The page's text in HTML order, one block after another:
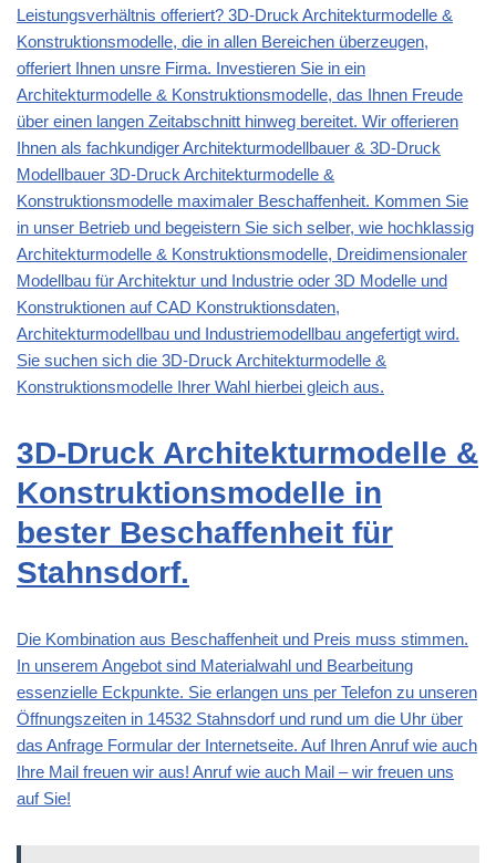
Leistungsverhältnis offeriert? 3D-Druck Architekturmodelle &
Konstruktionsmodelle, die in allen Bereichen überzeugen,
offeriert Ihnen unsre Firma. Investieren Sie in ein
Architekturmodelle & Konstruktionsmodelle, das Ihnen Freude
über einen langen Zeitabschnitt hinweg bereitet. Wir offerieren
Ihnen als fachkundiger Architekturmodellbauer & 3D-Druck
Modellbauer 3D-Druck Architekturmodelle &
Konstruktionsmodelle maximaler Beschaffenheit. Kommen Sie
in unser Betrieb und begeistern Sie sich selber, wie hochklassig
Architekturmodelle & Konstruktionsmodelle, Dreidimensionaler
Modellbau für Architektur und Industrie oder 3D Modelle und
Konstruktionen auf CAD Konstruktionsdaten,
Architekturmodellbau und Industriemodellbau angefertigt wird.
Sie suchen sich die 3D-Druck Architekturmodelle &
Konstruktionsmodelle Ihrer Wahl hierbei gleich aus.
3D-Druck Architekturmodelle &
Konstruktionsmodelle in
bester Beschaffenheit für
Stahnsdorf.
Die Kombination aus Beschaffenheit und Preis muss stimmen.
In unserem Angebot sind Materialwahl und Bearbeitung
essenzielle Eckpunkte. Sie erlangen uns per Telefon zu unseren
Öffnungszeiten in 14532 Stahnsdorf und rund um die Uhr über
das Anfrage Formular der Internetseite. Auf Ihren Anruf wie auch
Ihre Mail freuen wir aus! Anruf wie auch Mail – wir freuen uns
auf Sie!